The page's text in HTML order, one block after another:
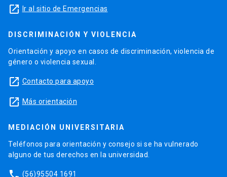
launch Ir al sitio de Emergencias
DISCRIMINACIÓN Y VIOLENCIA
Orientación y apoyo en casos de discriminación, violencia de
género o violencia sexual.
launch Contacto para apoyo
launch Más orientación
MEDIACIÓN UNIVERSITARIA
Teléfonos para orientación y consejo si se ha vulnerado
alguno de tus derechos en la universidad.
(56)95504 1691